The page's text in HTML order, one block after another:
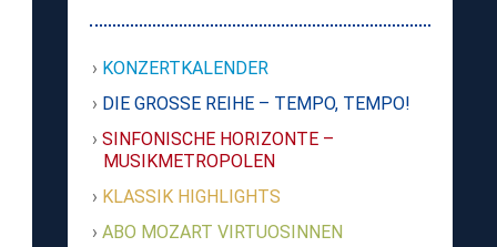
KONZERTKALENDER
DIE GROSSE REIHE – TEMPO, TEMPO!
SINFONISCHE HORIZONTE –
MUSIKMETROPOLEN
KLASSIK HIGHLIGHTS
ABO MOZART VIRTUOSINNEN